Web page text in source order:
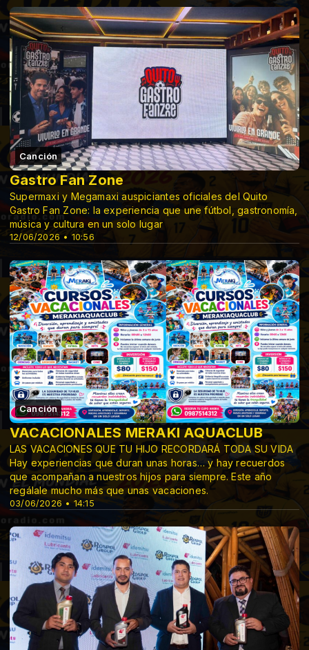
Canción
12/06/2026 • 10:56
Gastro Fan Zone
Supermaxi y Megamaxi auspiciantes oficiales del Quito
Gastro Fan Zone: la experiencia que une fútbol, gastronomía,
música y cultura en un solo lugar
Canción
03/06/2026 • 14:15
VACACIONALES MERAKI AQUACLUB
LAS VACACIONES QUE TU HIJO RECORDARÁ TODA SU VIDA
Hay experiencias que duran unas horas… y hay recuerdos
que acompañan a nuestros hijos para siempre. Este año
regálale mucho más que unas vacaciones.